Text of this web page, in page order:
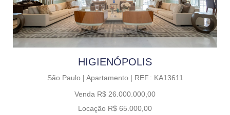
HIGIENÓPOLIS
São Paulo | Apartamento | REF.: KA13611
Venda R$ 26.000.000,00
Locação R$ 65.000,00